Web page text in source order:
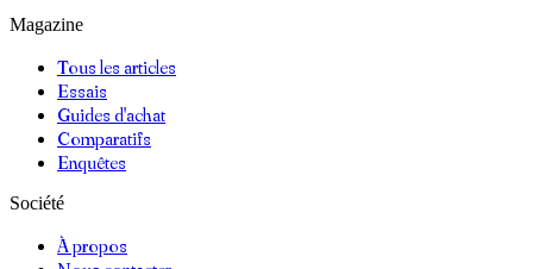
Magazine
Tous les articles
Essais
Guides d'achat
Comparatifs
Enquêtes
Société
À propos